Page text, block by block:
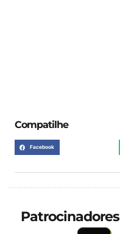
Compatilhe
Facebook
Patrocinadores